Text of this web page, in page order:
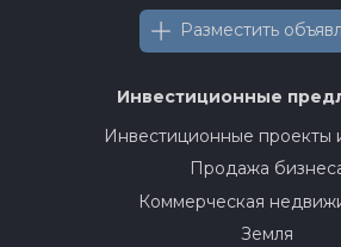
Разместить
Инвестиционные
Инвестиционные проекты
Продажа
Коммерческая
Земля